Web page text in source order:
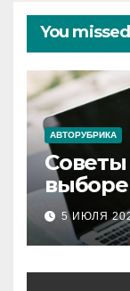
You missed
АВТОРУБРИКА
5 ИЮЛЯ